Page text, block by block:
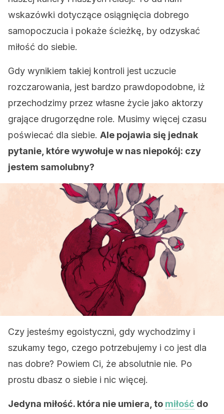
wskazówki dotyczące osiągnięcia dobrego
samopoczucia i pokaże ścieżkę, by odzyskać
miłość do siebie.
Gdy wynikiem takiej kontroli jest uczucie
rozczarowania, jest bardzo prawdopodobne, iż
przechodzimy przez własne życie jako aktorzy
grające drugorzędne role. Musimy więcej czasu
poświecać dla siebie. Ale pojawia się jednak
pytanie, które wywołuje w nas niepokój: czy
jestem samolubny?
Czy jesteśmy egoistyczni, gdy wychodzimy i
szukamy tego, czego potrzebujemy i co jest dla
nas dobre? Powiem Ci, że absolutnie nie. Po
prostu dbasz o siebie i nic więcej.
Jedyna miłość. która nie umiera, to miłość do